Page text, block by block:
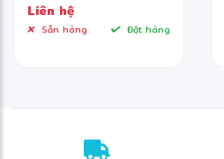
Liên hệ
Sẵn hàng Đặt hàng